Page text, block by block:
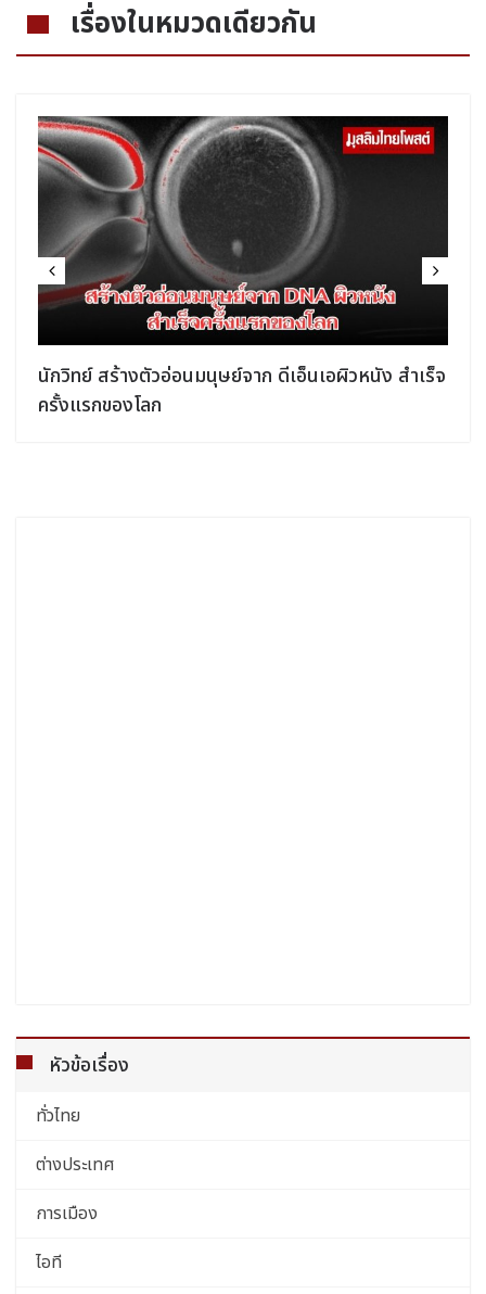
เรื่องในหมวดเดียวกัน
นักวิทย์ สร้างตัวอ่อนมนุษย์จาก ดีเอ็นเอผิวหนัง สำเร็จ
ครั้งแรกของโลก
หัวข้อเรื่อง
ทั่วไทย
ต่างประเทศ
การเมือง
ไอที